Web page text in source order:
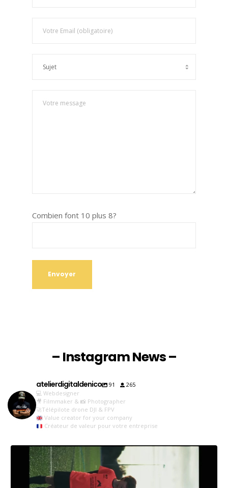
Combien font 10 plus 8?
– Instagram News –
atelierdigitaldenico 91
265
💻 Webdesigner
🎥 Filmmaker & 📸 Photographer
🚀Télépilote drone DJI & FPV
Value creator for your company
Créateur de valeur pour votre entreprise
𝐈𝐥𝐬 𝐨𝐧𝐭 𝐮𝐧 𝐦𝐞𝐬𝐬𝐚𝐠𝐞 𝐩𝐨𝐮𝐫
141 10